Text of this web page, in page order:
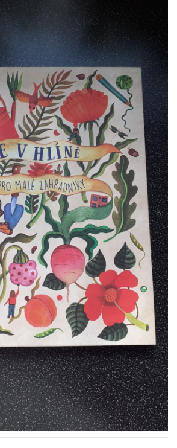
2025
/DLE NOVÉHO RVP PV 2025